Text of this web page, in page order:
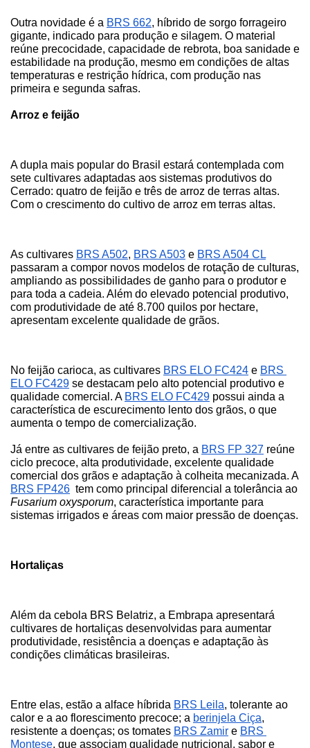
Outra novidade é a BRS 662, híbrido de sorgo forrageiro
gigante, indicado para produção e silagem. O material
reúne precocidade, capacidade de rebrota, boa sanidade e
estabilidade na produção, mesmo em condições de altas
temperaturas e restrição hídrica, com produção nas
primeira e segunda safras.
Arroz e feijão
A dupla mais popular do Brasil estará contemplada com
sete cultivares adaptadas aos sistemas produtivos do
Cerrado: quatro de feijão e três de arroz de terras altas.
Com o crescimento do cultivo de arroz em terras altas.
As cultivares BRS A502, BRS A503 e BRS A504 CL
passaram a compor novos modelos de rotação de culturas,
ampliando as possibilidades de ganho para o produtor e
para toda a cadeia. Além do elevado potencial produtivo,
com produtividade de até 8.700 quilos por hectare,
apresentam excelente qualidade de grãos.
No feijão carioca, as cultivares BRS ELO FC424 e BRS
ELO FC429 se destacam pelo alto potencial produtivo e
qualidade comercial. A BRS ELO FC429 possui ainda a
característica de escurecimento lento dos grãos, o que
aumenta o tempo de comercialização.
Já entre as cultivares de feijão preto, a BRS FP 327 reúne
ciclo precoce, alta produtividade, excelente qualidade
comercial dos grãos e adaptação à colheita mecanizada. A
BRS FP426
Fusarium oxysporum, característica importante para
sistemas irrigados e áreas com maior pressão de doenças.
Hortaliças
Além da cebola BRS Belatriz, a Embrapa apresentará
cultivares de hortaliças desenvolvidas para aumentar
produtividade, resistência a doenças e adaptação às
condições climáticas brasileiras.
Entre elas, estão a alface híbrida BRS Leila, tolerante ao
calor e a ao florescimento precoce; a berinjela Ciça,
resistente a doenças; os tomates BRS Zamir e BRS
Montese, que associam qualidade nutricional, sabor e